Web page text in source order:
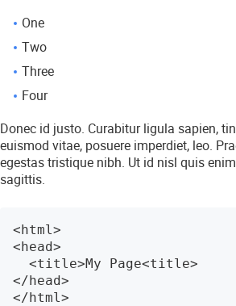
One
Two
Three
Four
Donec id justo. Curabitur ligula sapien,
euismod vitae, posuere imperdiet, leo.
egestas tristique nibh. Ut id nisl quis
sagittis.
<html>
<head>
  <title>My Page<title>
</head>
</html>